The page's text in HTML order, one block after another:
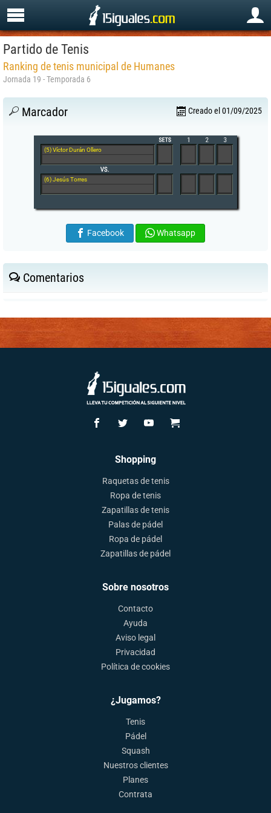
Partido de Tenis
Ranking de tenis municipal de Humanes
Jornada 19 - Temporada 6
Marcador Creado el 01/09/2025
(5) Víctor Durán Ollero
(6) Jesús Torres
Facebook Whatsapp
Comentarios
Shopping
Raquetas de tenis
Ropa de tenis
Zapatillas de tenis
Palas de pádel
Ropa de pádel
Zapatillas de pádel
Sobre nosotros
Contacto
Ayuda
Aviso legal
Privacidad
Política de cookies
¿Jugamos?
Tenis
Pádel
Squash
Nuestros clientes
Planes
Contrata